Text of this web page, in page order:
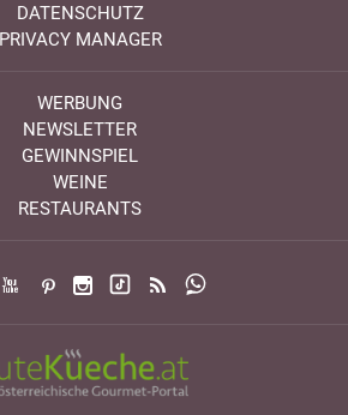
DATENSCHUTZ
PRIVACY MANAGER
WERBUNG
NEWSLETTER
GEWINNSPIEL
WEINE
RESTAURANTS